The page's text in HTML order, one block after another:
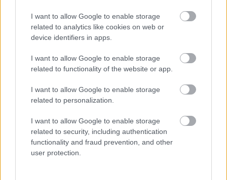
I want to allow Google to enable storage
related to analytics like cookies on web or
device identifiers in apps.
I want to allow Google to enable storage
related to functionality of the website or app.
I want to allow Google to enable storage
related to personalization.
I want to allow Google to enable storage
related to security, including authentication
functionality and fraud prevention, and other
user protection.
Môže aspirín zachrániť
ochabnuté izbové
možno prekvapí
Júlový reštart uhoriek
kvitnutia?
CHALUPA